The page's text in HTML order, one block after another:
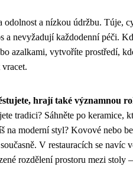
odolnost a nízkou údržbu. Túje,
a nevyžadují každodenní péči.
azalkami, vytvoříte prostředí,
hrají také významnou
tradici? Sáhněte po keramice,
na moderní styl? Kovové nebo
V restauracích se navíc
rozdělení prostoru mezi stoly